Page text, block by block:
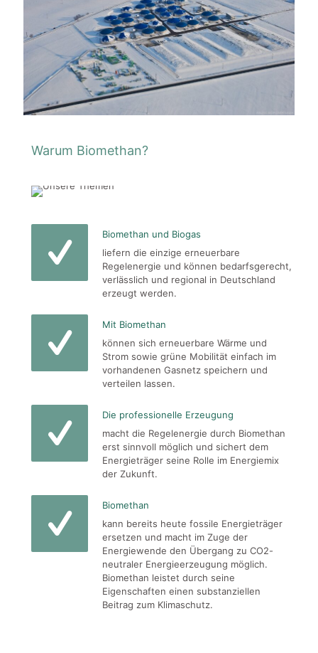
Warum Biomethan?
Biomethan und Biogas
liefern die einzige erneuerbare
Regelenergie und können bedarfsgerecht,
verlässlich und regional in Deutschland
erzeugt werden.
Mit Biomethan
können sich erneuerbare Wärme und
Strom sowie grüne Mobilität einfach im
vorhandenen Gasnetz speichern und
verteilen lassen.
Die professionelle Erzeugung
macht die Regelenergie durch Biomethan
erst sinnvoll möglich und sichert dem
Energieträger seine Rolle im Energiemix
der Zukunft.
Biomethan
kann bereits heute fossile Energieträger
ersetzen und macht im Zuge der
Energiewende den Übergang zu CO2-
neutraler Energieerzeugung möglich.
Biomethan leistet durch seine
Eigenschaften einen substanziellen
Beitrag zum Klimaschutz.